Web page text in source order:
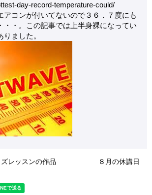
day-record-temperature-could/
アコンが付いてないので３６．７度にも
・・。この記事では上半身裸になってい
ました。
レッスンの作品 ８月の休講日